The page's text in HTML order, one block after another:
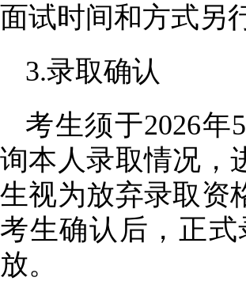
面试时间和方式另
3.录取确认
考生须于2026年
询本人录取情况，
生视为放弃录取资
考生确认后，正式
放。